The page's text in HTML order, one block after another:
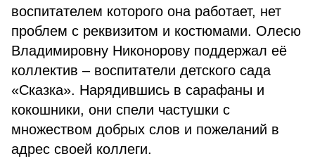
воспитателем которого она работает, нет
проблем с реквизитом и костюмами. Олесю
Владимировну Никонорову поддержал её
коллектив – воспитатели детского сада
«Сказка». Нарядившись в сарафаны и
кокошники, они спели частушки с
множеством добрых слов и пожеланий в
адрес своей коллеги.